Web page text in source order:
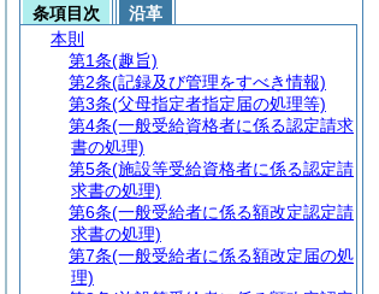
条項目次
沿革
本則
第1条(趣旨)
第2条(記録及び管理をすべき情報)
第3条(父母指定者指定届の処理等)
第4条(一般受給資格者に係る認定請求
書の処理)
第5条(施設等受給資格者に係る認定請
求書の処理)
第6条(一般受給者に係る額改定認定請
求書の処理)
第7条(一般受給者に係る額改定届の処
理)